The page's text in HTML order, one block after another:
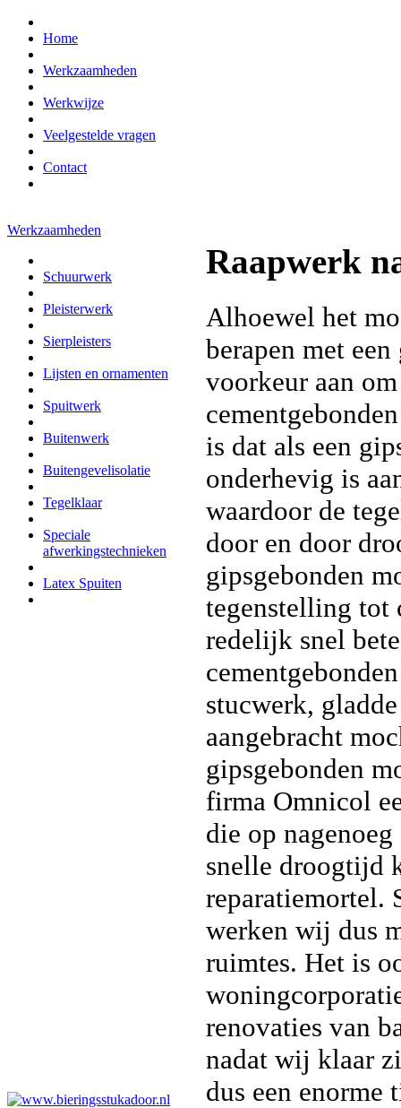
Home
Werkzaamheden
Werkwijze
Veelgestelde vragen
Contact
Werkzaamheden
Schuurwerk
Pleisterwerk
Sierpleisters
Lijsten en ornamenten
Spuitwerk
Buitenwerk
Buitengevelisolatie
Tegelklaar
Speciale
afwerkingstechnieken
Latex Spuiten
Raapwerk
Alhoewel het
berapen met
voorkeur aan
is dat als een
onderhevig is
waardoor de
door en door
gipsgebonden
tegenstelling tot
redelijk snel
stucwerk,
aangebracht
gipsgebonden
firma Omnicol
die op
snelle droogtijd
reparatiemortel.
werken wij dus
ruimtes. Het is
renovaties van
nadat wij klaar
dus een enorme